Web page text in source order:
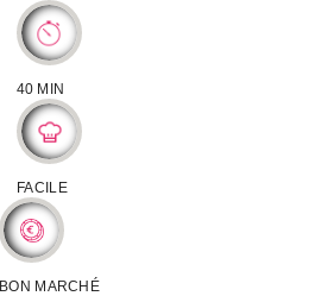
40 MIN
FACILE
BON MARCHÉ